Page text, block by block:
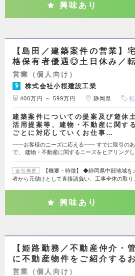
興味あり
【島田／建築案件の営業】
格保有者優遇◎土日休み／
営業（個人向け）
株式会社小桜建設工業
400万円 ～ 599万円 静岡県
建築案件についての提案及び遊休
活用提案等、建物・不動産に関す
ごとに対応していくお仕事…
――お客様のニーズに応える―― すでに取引のあ
で、 建物・不動産に関するニーズをヒアリング
会社概要
【概要・特徴】 ◆静岡県中部地域
者から元儲けとして直接請負い、工事全体の取り
興味あり
【姫路勤務／不動産仲介・
に不動産物件をご紹介する
営業（個人向け）